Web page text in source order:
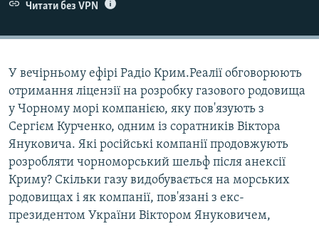
Читати без VPN
У вечірньому ефірі Радіо Крим.Реалії обговорюють
отримання ліцензії на розробку газового родовища
у Чорному морі компанією, яку пов'язують з
Сергієм Курченко, одним із соратників Віктора
Януковича. Які російські компанії продовжують
розробляти чорноморський шельф після анексії
Криму? Скільки газу видобувається на морських
родовищах і як компанії, пов'язані з екс-
президентом України Віктором Януковичем,